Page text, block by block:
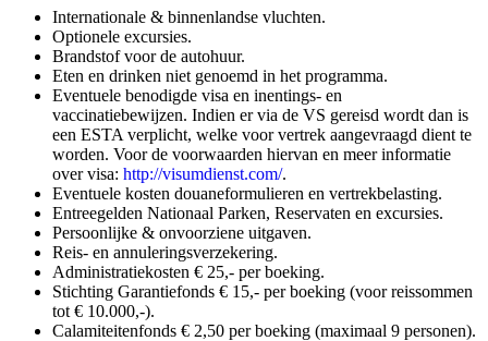
Internationale & binnenlandse vluchten.
Optionele excursies.
Brandstof voor de autohuur.
Eten en drinken niet genoemd in het programma.
Eventuele benodigde visa en inentings- en
vaccinatiebewijzen. Indien er via de VS gereisd wordt dan is
een ESTA verplicht, welke voor vertrek aangevraagd dient te
worden. Voor de voorwaarden hiervan en meer informatie
over visa: http://visumdienst.com/.
Eventuele kosten douaneformulieren en vertrekbelasting.
Entreegelden Nationaal Parken, Reservaten en excursies.
Persoonlijke & onvoorziene uitgaven.
Reis- en annuleringsverzekering.
Administratiekosten € 25,- per boeking.
Stichting Garantiefonds € 15,- per boeking (voor reissommen
tot € 10.000,-).
Calamiteitenfonds € 2,50 per boeking (maximaal 9 personen).